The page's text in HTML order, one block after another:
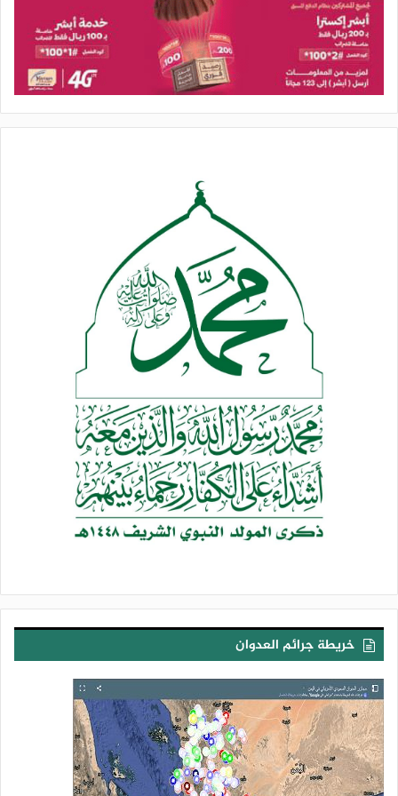
وأكد أن تلك الإساءات المتكررة والمتعمدة تعكس أيضاً، خوف الأعداء
الشديد والدائم من القرآن الكريم الذي كشف حقيقتهم، وفضح
مخططاتهم وأساليبهم، وهم يحاربونه لأنه المنهج الإلهي القادر على
بناء أمة واحدة قوية حضارية تستطيع مواجهتهم والقضاء على كل
مشاريعهم الشيطانية.
وقائده الرباني ومواقفه التاريخية، شاهداً ودليلاً على ذلك في مواجهة
وأدان البيان واستنكر الاساءات المتكررة من قبل أعداء الله
الأمريكان والصهاينة للقرآن الكريم، وكذا تدنيس الصهاينة المجرمين
للمسجد الأقصى المبارك وبشكل شبه يومي.
ودعا جميع شعوب الأمة العربية والإسلامية إلى حملات واسعة
لمقاطعة البضائع الأمريكية والإسرائيلية، والخروج في مسيرات
وأكد البيان ثبات الموقف القرآني والديني والأخلاقي المساند
والمناصر للأشقاء في غزة والعمل على تحرير أرض فلسطين
وأضاف ” نشيد وندعم مواقف الأخوة في حزب الله القوية والموجعة
للكيان المؤقت، وحق الجمهورية الإسلامية في إيران في الرد على
أمريكا وإسرائيل”.
وبارك للجميع النجاح الكبير للأنشطة والدورات الصيفية.. داعيا إلى
الدعم والمشاركة الفاعلة في الفعاليات الختامية والتكريمية للطلاب
والطالبات.
كما دعا البيان إلى المشاركة الفاعلة في القافلة العيدية الداعمة
لرجال الرجال في جبهات العزة والكرامة والجهاد المقدس.
خريطة جرائم العدوان